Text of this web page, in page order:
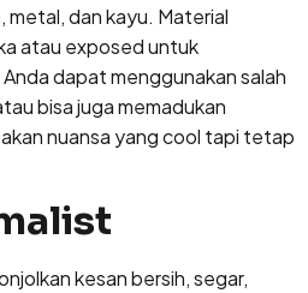
dan kayu. Material
atau exposed untuk
dapat menggunakan salah
bisa juga memadukan
nuansa yang cool tapi tetap
kesan bersih, segar,